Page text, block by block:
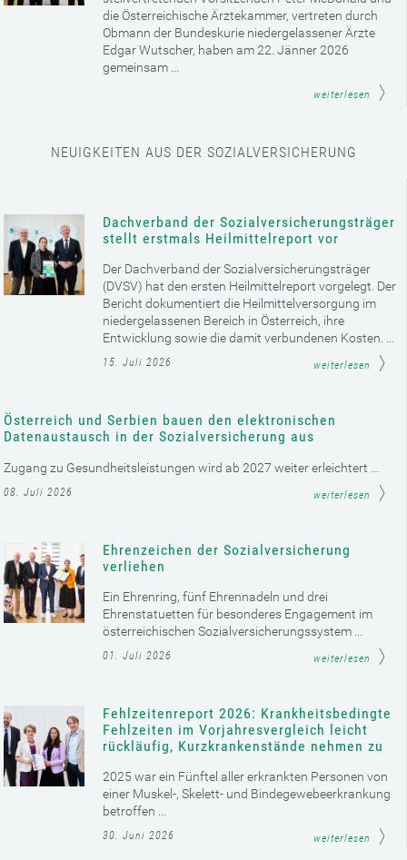
die Österreichische Ärztekammer, vertreten durch
Obmann der Bundeskurie niedergelassener Ärzte
Edgar Wutscher, haben am 22. Jänner 2026
gemeinsam ...
weiterlesen
NEUIGKEITEN AUS DER SOZIALVERSICHERUNG
Dachverband der Sozialversicherungsträger
stellt erstmals Heilmittelreport vor
Der Dachverband der Sozialversicherungsträger
(DVSV) hat den ersten Heilmittelreport vorgelegt. Der
Bericht dokumentiert die Heilmittelversorgung im
niedergelassenen Bereich in Österreich, ihre
Entwicklung sowie die damit verbundenen Kosten. ...
15. Juli 2026 weiterlesen
Österreich und Serbien bauen den elektronischen
Datenaustausch in der Sozialversicherung aus
Zugang zu Gesundheitsleistungen wird ab 2027 weiter erleichtert ...
08. Juli 2026 weiterlesen
Ehrenzeichen der Sozialversicherung
verliehen
Ein Ehrenring, fünf Ehrennadeln und drei
Ehrenstatuetten für besonderes Engagement im
österreichischen Sozialversicherungssystem ...
01. Juli 2026 weiterlesen
Fehlzeitenreport 2026: Krankheitsbedingte
Fehlzeiten im Vorjahresvergleich leicht
rückläufig, Kurzkrankenstände nehmen zu
2025 war ein Fünftel aller erkrankten Personen von
einer Muskel-, Skelett- und Bindegewebeerkrankung
betroffen ...
30. Juni 2026 weiterlesen